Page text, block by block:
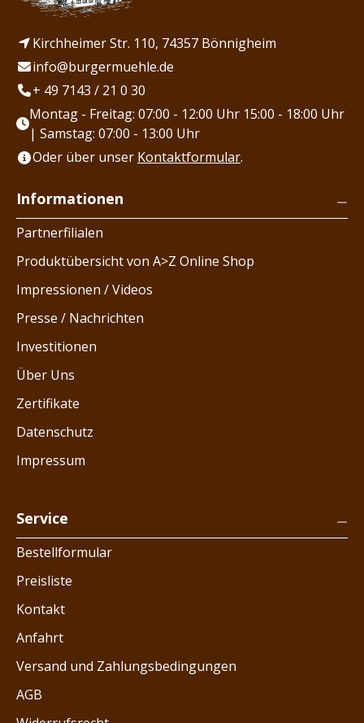
Kirchheimer Str. 110, 74357 Bönnigheim
info@burgermuehle.de
+ 49 7143 / 21 0 30
Montag - Freitag: 07:00 - 12:00 Uhr 15:00 - 18:00 Uhr
| Samstag: 07:00 - 13:00 Uhr
Oder über unser Kontaktformular.
Informationen
Partnerfilialen
Produktübersicht von A>Z Online Shop
Impressionen / Videos
Presse / Nachrichten
Investitionen
Über Uns
Zertifikate
Datenschutz
Impressum
Service
Bestellformular
Preisliste
Kontakt
Anfahrt
Versand und Zahlungsbedingungen
AGB